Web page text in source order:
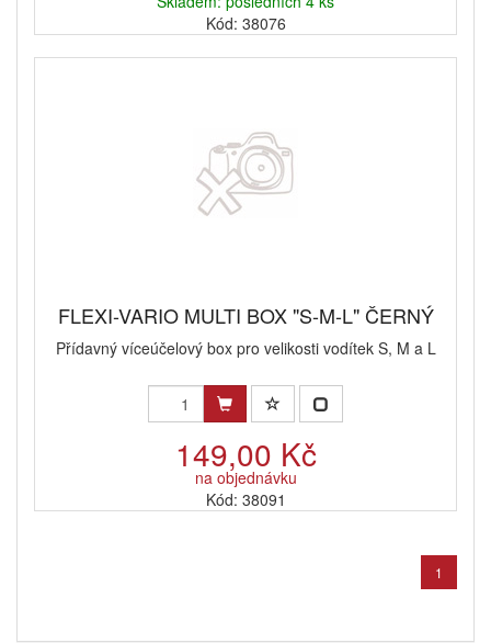
Kód: 38076
FLEXI-VARIO MULTI BOX "S-M-L" ČERNÝ
Přídavný víceúčelový box pro velikosti vodítek S, M a L
149,00 Kč
na objednávku
Kód: 38091
1